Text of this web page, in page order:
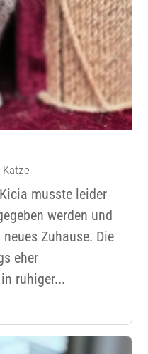
musste leider
werden und
Zuhause. Die
eher
ruhiger...